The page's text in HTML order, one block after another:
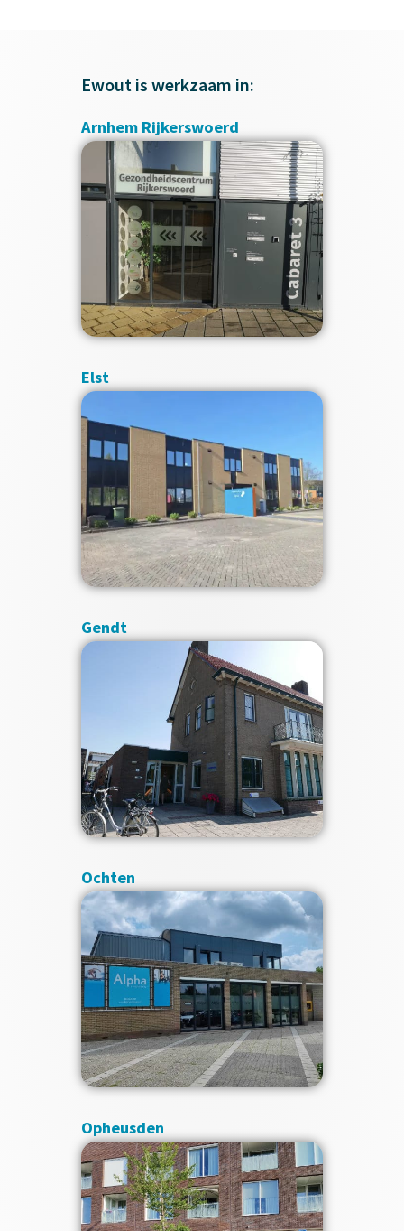
Ewout is werkzaam in:
Arnhem Rijkerswoerd
Elst
Gendt
Ochten
Opheusden